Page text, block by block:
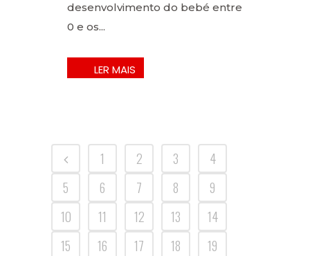
desenvolvimento do bebé entre
0 e os...
1 2 3
4
5
6 7 8
9
10
11 12 13
14
15
16 17 18
19